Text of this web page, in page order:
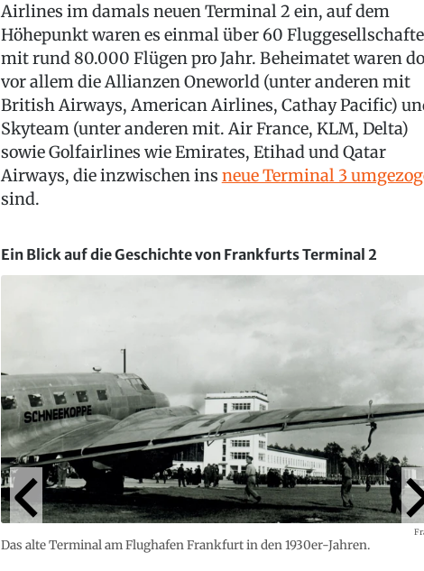
Airlines im damals neuen Terminal 2 ein, auf dem
Höhepunkt waren es einmal über 60
mit rund 80.000 Flügen pro Jahr. Beheimatet waren
vor allem die Allianzen Oneworld (unter anderen mit
British Airways, American Airlines, Cathay Pacific)
Skyteam (unter anderen mit. Air France, KLM, Delta)
sowie Golfairlines wie Emirates, Etihad und Qatar
Airways, die inzwischen ins neue Terminal 3
sind.
Ein Blick auf die Geschichte von Frankfurts Terminal 2
Das alte Terminal am Flughafen Frankfurt in den 1930er-Jahren.